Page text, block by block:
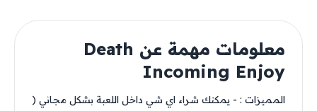
معلومات مهمة عن Death
Incoming Enjoy
المميزات : - يمكنك شراء اي شي داخل اللعبة بشكل مجاني (